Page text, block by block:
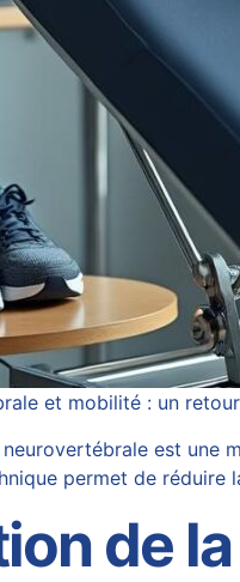
et mobilité : un
neurovertébrale est
permet de
de